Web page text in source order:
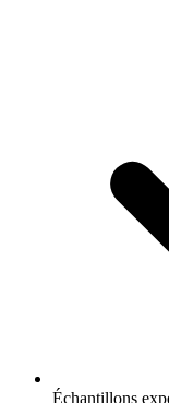
Échantillons